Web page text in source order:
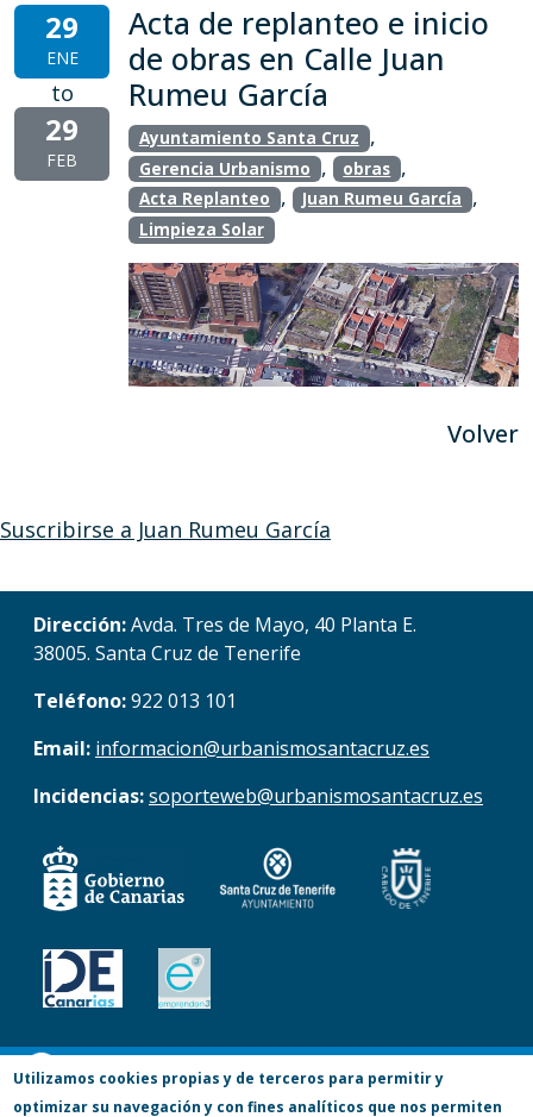
29
ENE
to
29
FEB
Acta de replanteo e inicio
de obras en Calle Juan
Rumeu García
Ayuntamiento Santa Cruz ,
Gerencia Urbanismo , obras ,
Acta Replanteo , Juan Rumeu García ,
Limpieza Solar
Volver
Suscribirse a Juan Rumeu García
Dirección:Avda. Tres de Mayo, 40 Planta E.
38005. Santa Cruz de Tenerife
Teléfono:922 013 101
Email: informacion@urbanismosantacruz.es
Incidencias:soporteweb@urbanismosantacruz.es
© Copyright 2017. Todos los derechos
Utilizamos cookies propias y de terceros para permitir y
optimizar su navegación y con fines analíticos que nos permiten